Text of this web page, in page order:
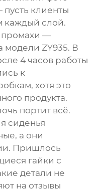
клиенты
каждый слой.
промахи —
модели ZY935. В
4 часов работы
к
хотя это
продукта.
портит всё.
сиденья
а они
Пришлось
гайки с
детали не
на отзывы